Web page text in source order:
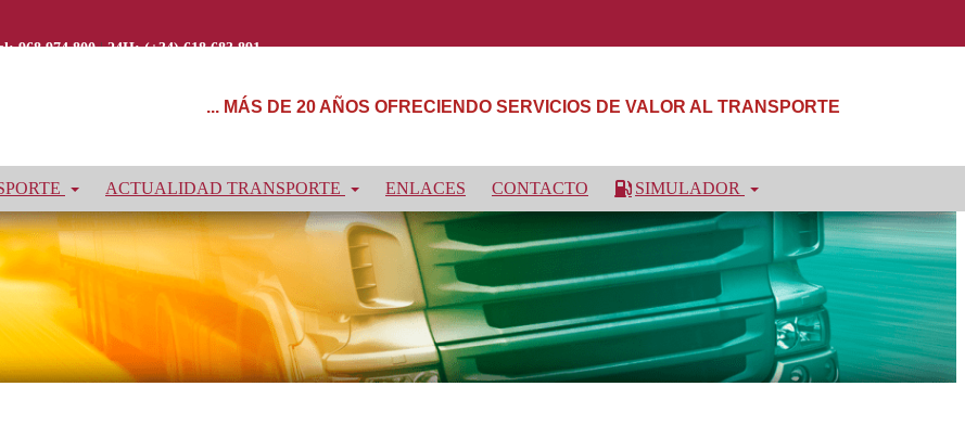
968 974 800|24H: (+34) 618 683 891
... MÁS DE 20 AÑOS OFRECIENDO SERVICIOS DE VALOR AL TRANSPORTE
ACTUALIDAD TRANSPORTE ENLACES CONTACTO SIMULADOR